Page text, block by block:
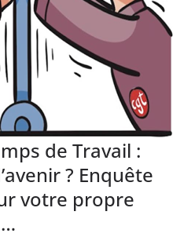
de Travail :
? Enquête
votre propre